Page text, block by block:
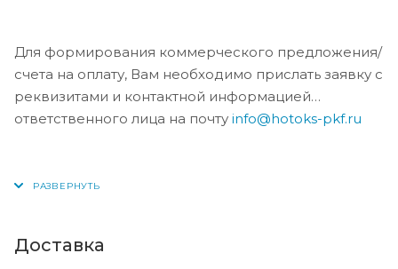
Для формирования коммерческого предложения/
счета на оплату, Вам необходимо прислать заявку с
реквизитами и контактной информацией
ответственного лица на почту info@hotoks-pkf.ru
Доставка